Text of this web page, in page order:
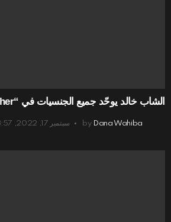
الشاب خالد يوحّد جميع الجنسيات في “come together”
by Dana Wahiba سبتمبر 17, 2022, 8:57 م